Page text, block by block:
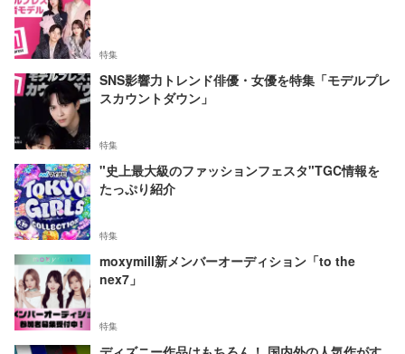
特集
SNS影響力トレンド俳優・女優を特集「モデルプレ
スカウントダウン」
特集
"史上最大級のファッションフェスタ"TGC情報を
たっぷり紹介
特集
moxymill新メンバーオーディション「to the
nex7」
特集